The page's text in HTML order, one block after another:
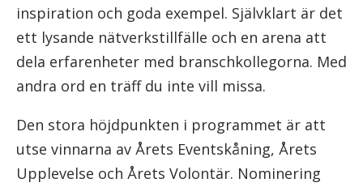
inspiration och goda exempel. Självklart är det
ett lysande nätverkstillfälle och en arena att
dela erfarenheter med branschkollegorna. Med
andra ord en träff du inte vill missa.
Den stora höjdpunkten i programmet är att
utse vinnarna av Årets Eventskåning, Årets
Upplevelse och Årets Volontär. Nominering